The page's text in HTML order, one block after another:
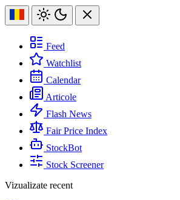
Feed
Watchlist
Calendar
Articole
Flash News
Fair Price Index
StockBot
Stock Screener
Vizualizate recent